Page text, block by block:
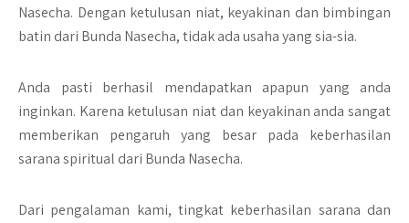
Nasecha. Dengan ketulusan niat, keyakinan dan bimbingan
batin dari Bunda Nasecha, tidak ada usaha yang sia-sia.
Anda pasti berhasil mendapatkan apapun yang anda
inginkan. Karena ketulusan niat dan keyakinan anda sangat
memberikan pengaruh yang besar pada keberhasilan
sarana spiritual dari Bunda Nasecha.
Dari pengalaman kami, tingkat keberhasilan sarana dan